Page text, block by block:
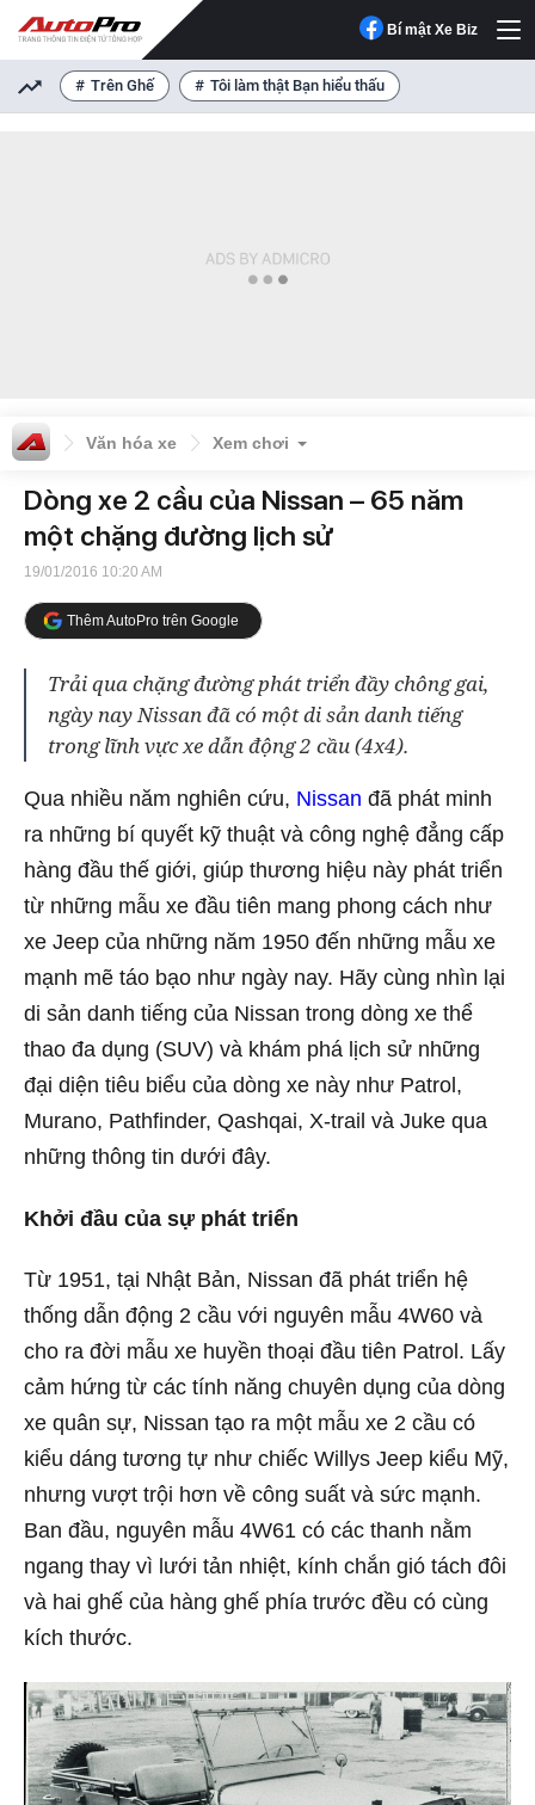
Bí mật Xe Biz
Trên Ghế Tôi làm thật Bạn hiểu thấu
Văn hóa xe Xem chơi
Dòng xe 2 cầu của Nissan – 65 năm
một chặng đường lịch sử
19/01/2016 10:20 AM
Thêm AutoPro trên Google
Trải qua chặng đường phát triển đầy chông gai,
ngày nay Nissan đã có một di sản danh tiếng
trong lĩnh vực xe dẫn động 2 cầu (4x4).
Qua nhiều năm nghiên cứu, Nissan đã phát minh
ra những bí quyết kỹ thuật và công nghệ đẳng cấp
hàng đầu thế giới, giúp thương hiệu này phát triển
từ những mẫu xe đầu tiên mang phong cách như
xe Jeep của những năm 1950 đến những mẫu xe
mạnh mẽ táo bạo như ngày nay. Hãy cùng nhìn lại
di sản danh tiếng của Nissan trong dòng xe thể
thao đa dụng (SUV) và khám phá lịch sử những
đại diện tiêu biểu của dòng xe này như Patrol,
Murano, Pathfinder, Qashqai, X-trail và Juke qua
những thông tin dưới đây.
Khởi đầu của sự phát triển
Từ 1951, tại Nhật Bản, Nissan đã phát triển hệ
thống dẫn động 2 cầu với nguyên mẫu 4W60 và
cho ra đời mẫu xe huyền thoại đầu tiên Patrol. Lấy
cảm hứng từ các tính năng chuyên dụng của dòng
xe quân sự, Nissan tạo ra một mẫu xe 2 cầu có
kiểu dáng tương tự như chiếc Willys Jeep kiểu Mỹ,
nhưng vượt trội hơn về công suất và sức mạnh.
Ban đầu, nguyên mẫu 4W61 có các thanh nằm
ngang thay vì lưới tản nhiệt, kính chắn gió tách đôi
và hai ghế của hàng ghế phía trước đều có cùng
kích thước.